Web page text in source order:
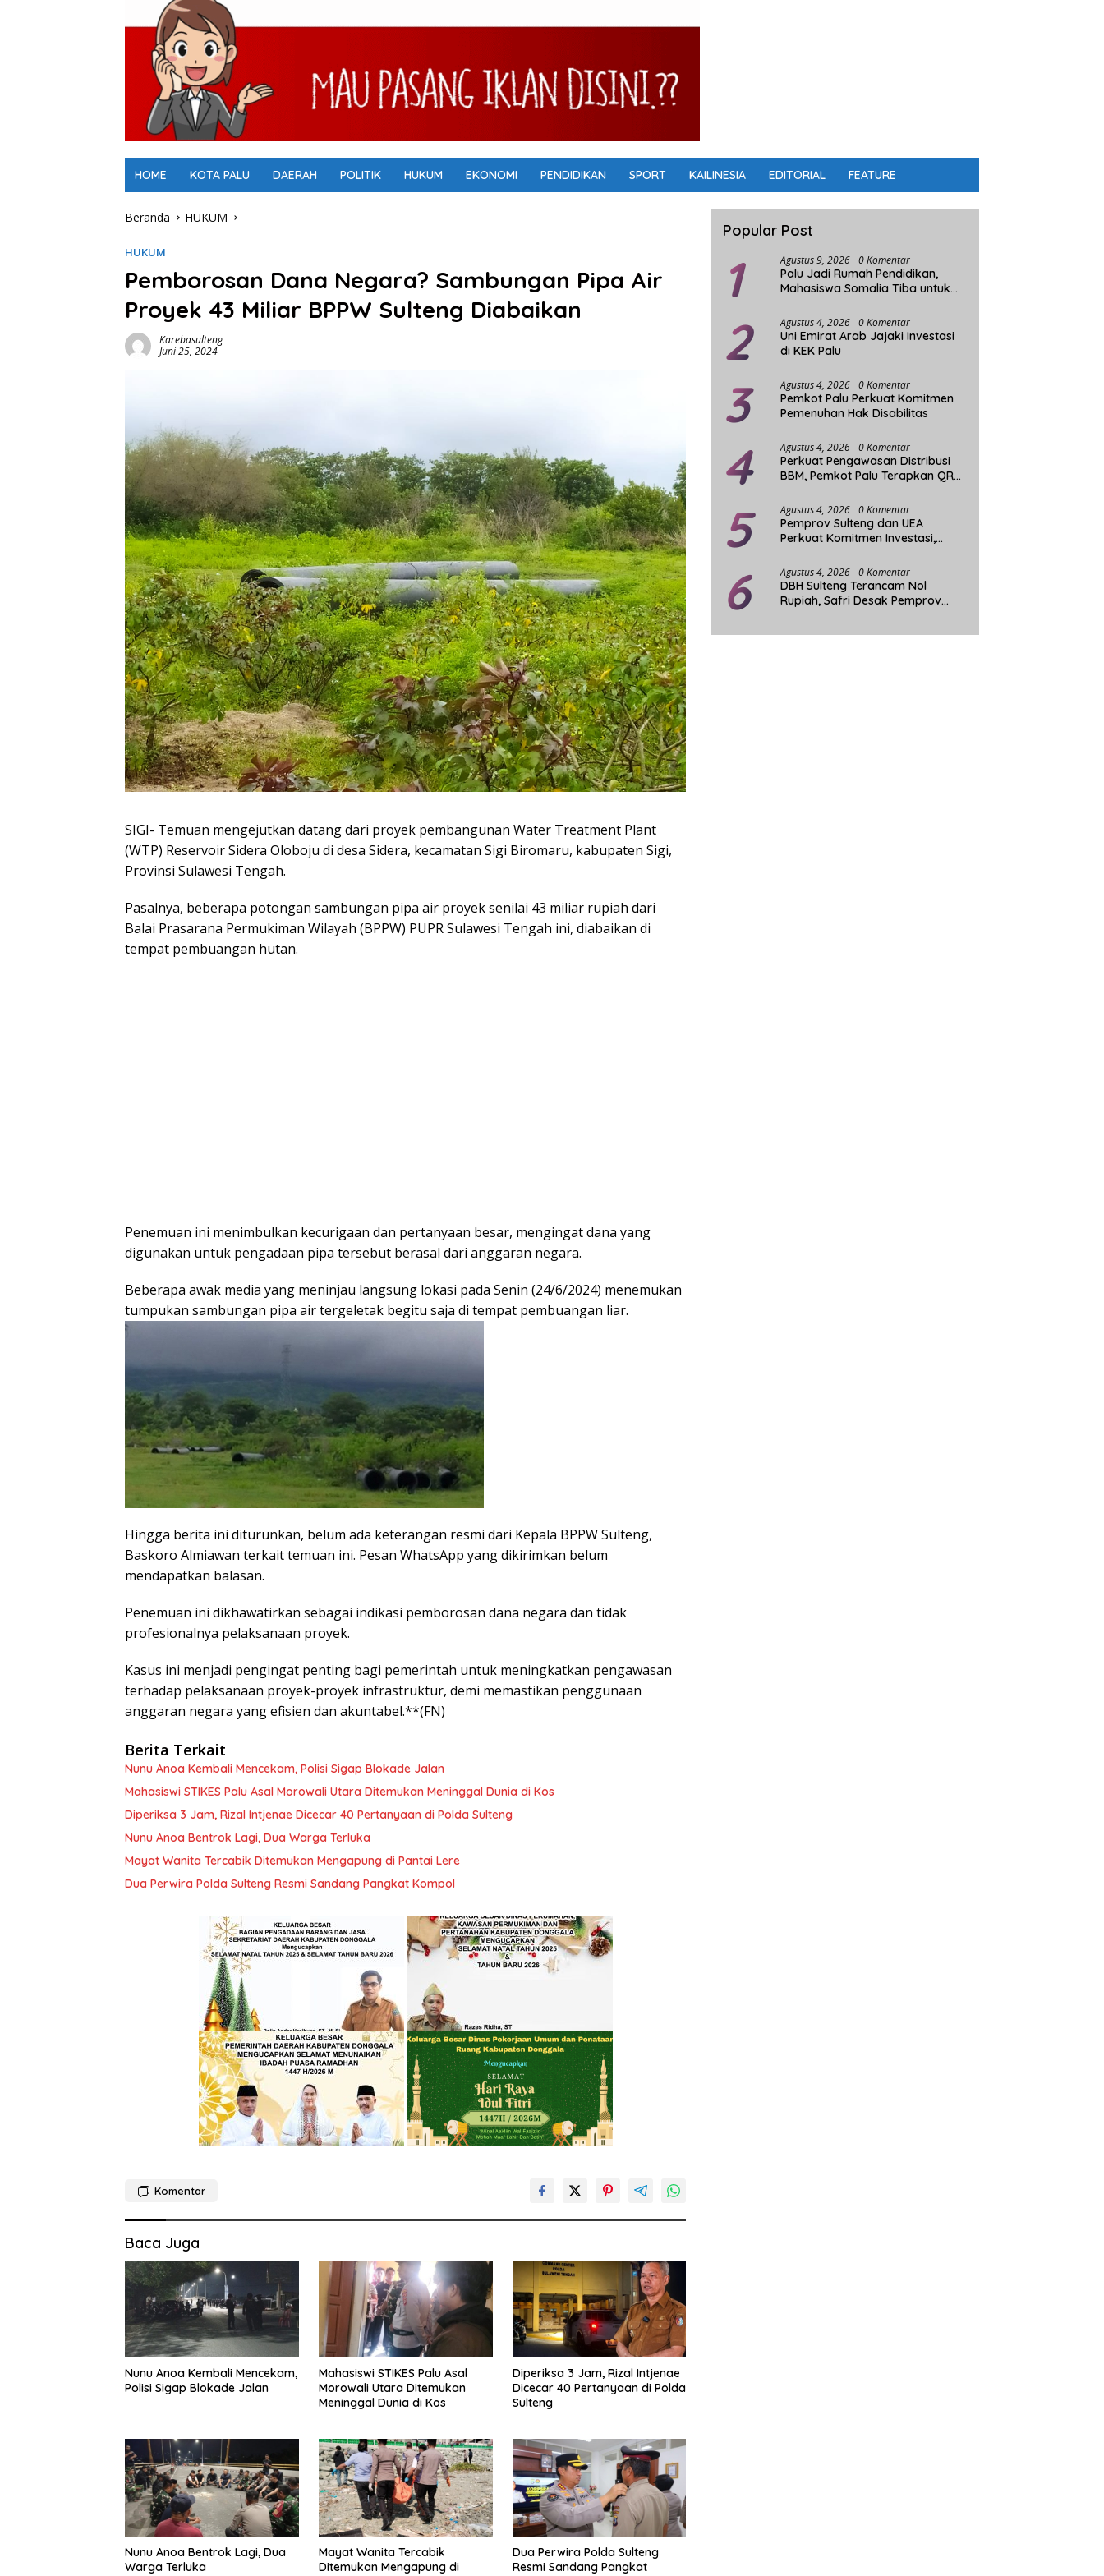
HOME KOTA PALU DAERAH POLITIK HUKUM EKONOMI PENDIDIKAN SPORT KAILINESIA EDITORIAL FEATURE
Beranda HUKUM
HUKUM
Pemborosan Dana Negara? Sambungan Pipa Air
Proyek 43 Miliar BPPW Sulteng Diabaikan
Karebasulteng
Juni 25, 2024
SIGI- Temuan mengejutkan datang dari proyek pembangunan Water Treatment Plant
(WTP) Reservoir Sidera Oloboju di desa Sidera, kecamatan Sigi Biromaru, kabupaten Sigi,
Provinsi Sulawesi Tengah.
Pasalnya, beberapa potongan sambungan pipa air proyek senilai 43 miliar rupiah dari
Balai Prasarana Permukiman Wilayah (BPPW) PUPR Sulawesi Tengah ini, diabaikan di
tempat pembuangan hutan.
Penemuan ini menimbulkan kecurigaan dan pertanyaan besar, mengingat dana yang
digunakan untuk pengadaan pipa tersebut berasal dari anggaran negara.
Beberapa awak media yang meninjau langsung lokasi pada Senin (24/6/2024) menemukan
tumpukan sambungan pipa air tergeletak begitu saja di tempat pembuangan liar.
Hingga berita ini diturunkan, belum ada keterangan resmi dari Kepala BPPW Sulteng,
Baskoro Almiawan terkait temuan ini. Pesan WhatsApp yang dikirimkan belum
mendapatkan balasan.
Penemuan ini dikhawatirkan sebagai indikasi pemborosan dana negara dan tidak
profesionalnya pelaksanaan proyek.
Kasus ini menjadi pengingat penting bagi pemerintah untuk meningkatkan pengawasan
terhadap pelaksanaan proyek-proyek infrastruktur, demi memastikan penggunaan
anggaran negara yang efisien dan akuntabel.**(FN)
Berita Terkait
Nunu Anoa Kembali Mencekam, Polisi Sigap Blokade Jalan
Mahasiswi STIKES Palu Asal Morowali Utara Ditemukan Meninggal Dunia di Kos
Diperiksa 3 Jam, Rizal Intjenae Dicecar 40 Pertanyaan di Polda Sulteng
Nunu Anoa Bentrok Lagi, Dua Warga Terluka
Mayat Wanita Tercabik Ditemukan Mengapung di Pantai Lere
Dua Perwira Polda Sulteng Resmi Sandang Pangkat Kompol
Komentar
Baca Juga
Nunu Anoa Kembali Mencekam,
Polisi Sigap Blokade Jalan
Mahasiswi STIKES Palu Asal
Morowali Utara Ditemukan
Meninggal Dunia di Kos
Diperiksa 3 Jam, Rizal Intjenae
Dicecar 40 Pertanyaan di Polda
Sulteng
Nunu Anoa Bentrok Lagi, Dua
Warga Terluka
Mayat Wanita Tercabik
Ditemukan Mengapung di
Dua Perwira Polda Sulteng
Resmi Sandang Pangkat
Popular Post
1 Agustus 9, 2026 0 Komentar
Palu Jadi Rumah Pendidikan,
Mahasiswa Somalia Tiba untuk
2 Agustus 4, 2026 0 Komentar
Uni Emirat Arab Jajaki Investasi
di KEK Palu
3 Agustus 4, 2026 0 Komentar
Pemkot Palu Perkuat Komitmen
Pemenuhan Hak Disabilitas
4 Agustus 4, 2026 0 Komentar
Perkuat Pengawasan Distribusi
BBM, Pemkot Palu Terapkan QR
5 Agustus 4, 2026 0 Komentar
Pemprov Sulteng dan UEA
Perkuat Komitmen Investasi,
Dikembangkan
6 Agustus 4, 2026 0 Komentar
DBH Sulteng Terancam Nol
Rupiah, Safri Desak Pemprov